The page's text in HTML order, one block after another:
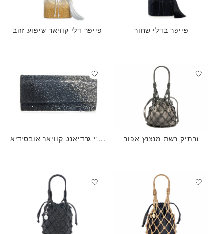
פייפר בדלי שחור פייפר דלי קוויאר שיפוע זהב
נרתיק רשת מנצנץ אפור
פרי גרדיאנט קוויאר אובסידיא